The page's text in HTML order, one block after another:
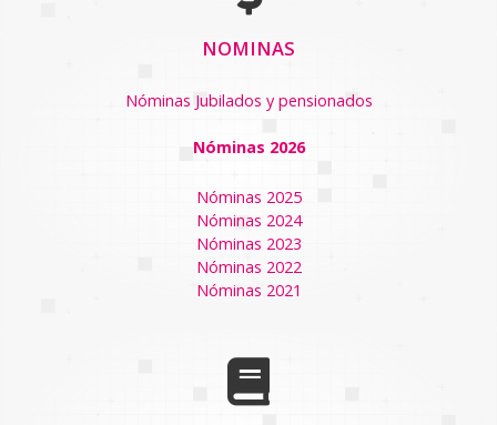
NOMINAS
Nóminas Jubilados y pensionados
Nóminas 2026
Nóminas 2025
Nóminas 2024
Nóminas 2023
Nóminas 2022
Nóminas 2021